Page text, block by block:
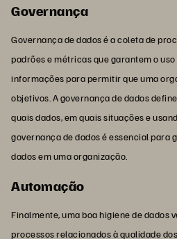
Governança
Governança de dados é a coleta de
padrões e métricas que garantem o
informações para permitir que uma
objetivos. A governança de dados
quais dados, em quais situações e
governança de dados é essencial para
dados em uma organização.
Automação
Finalmente, uma boa higiene de dados
processos relacionados à qualidade